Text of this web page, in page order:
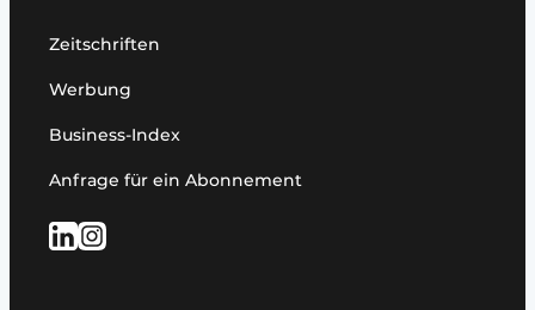
Zeitschriften
Werbung
Business-Index
Anfrage für ein Abonnement